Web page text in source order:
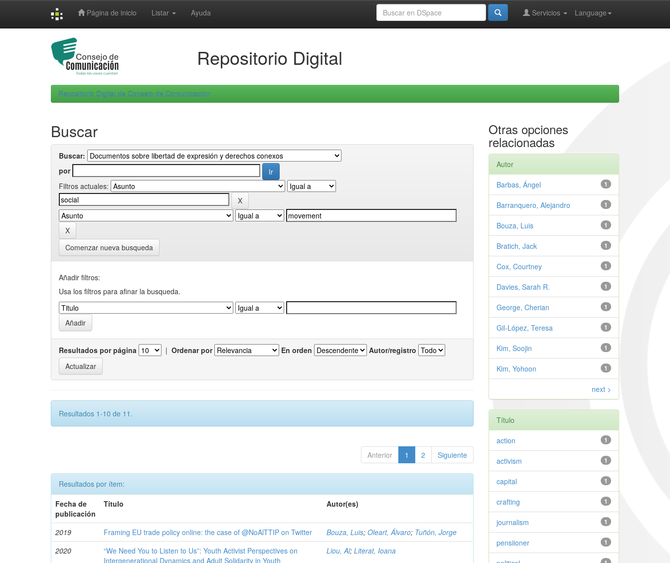
Página de inicio Listar Ayuda Language
Servicios
Repositorio Digital
Repositorio Digital de Consejo de Comunicacion
Buscar
Buscar:
por
Filtros actuales:
Comenzar nueva busqueda
Añadir filtros:
Usa los filtros para afinar la busqueda.
Resultados por página | Ordenar por En orden Autor/registro
Resultados 1-10 de 11.
Anterior 1 2 Siguiente
Resultados por ítem:
Fecha de
publicación
Título Autor(es)
2019 Framing EU trade policy online: the case of @NoAlTTIP on Twitter Bouza, Luis;Oleart, Álvaro; Tuñón, Jorge
2020
“We Need You to Listen to Us”: Youth Activist Perspectives on
Intergenerational Dynamics and Adult Solidarity in Youth
Liou, Al;Literat, Ioana
Otras opciones
relacionadas
Autor
1
Barbas, Ángel
1
Barranquero, Alejandro
1
Bouza, Luis
1
Bratich, Jack
1
Cox, Courtney
1
Davies, Sarah R.
1
George, Cherian
1
Gil-López, Teresa
1
Kim, Soojin
1
Kim, Yohoon
next >
Título
1
action
1
activism
1
capital
1
crafting
1
journalism
1
pensiioner